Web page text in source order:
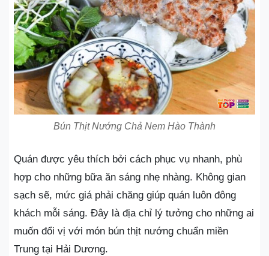
Bún Thịt Nướng Chả Nem Hào Thành
Quán được yêu thích bởi cách phục vụ nhanh, phù
hợp cho những bữa ăn sáng nhẹ nhàng. Không gian
sạch sẽ, mức giá phải chăng giúp quán luôn đông
khách mỗi sáng. Đây là địa chỉ lý tưởng cho những ai
muốn đổi vị với món bún thịt nướng chuẩn miền
Trung tại Hải Dương.